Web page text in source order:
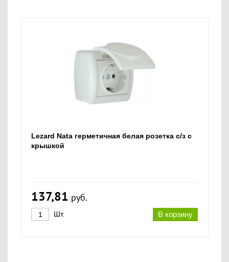
Lezard Nata герметичная белая розетка с/з с
крышкой
137,81 руб.
В корзину
Шт.